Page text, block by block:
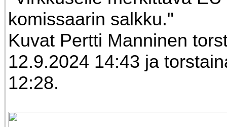
komissaarin salkku."
Kuvat Pertti Manninen
12.9.2024 14:43 ja
12:28.